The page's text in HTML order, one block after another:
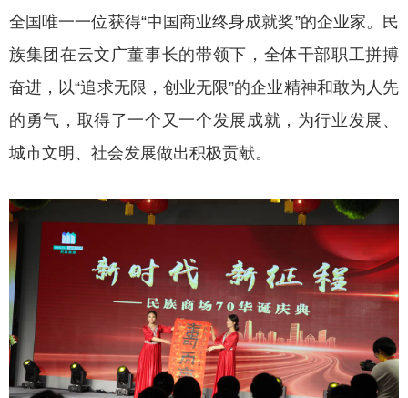
全国唯一一位获得“中国商业终身成就奖”的企业家。民
族集团在云文广董事长的带领下，全体干部职工拼搏
奋进，以“追求无限，创业无限”的企业精神和敢为人先
的勇气，取得了一个又一个发展成就，为行业发展、
城市文明、社会发展做出积极贡献。